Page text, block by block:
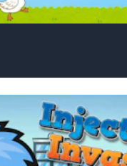
online free. arcade